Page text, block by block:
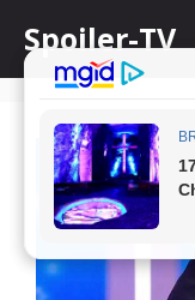
content
Spoiler-TV